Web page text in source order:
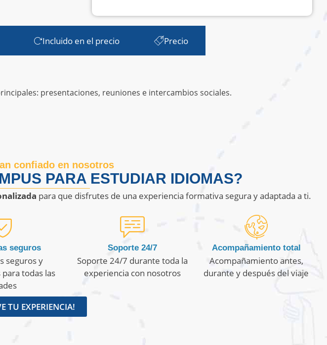
Incluido en el precio Precio
presentaciones, reuniones e intercambios sociales.
confiado en nosotros
PARA ESTUDIAR IDIOMAS?
para que disfrutes de una experiencia formativa segura y adaptada a ti.
seguros
seguros y
todas las
Soporte 24/7
Soporte 24/7 durante toda la
experiencia con nosotros
Acompañamiento total
Acompañamiento antes,
durante y después del viaje
TU EXPERIENCIA!